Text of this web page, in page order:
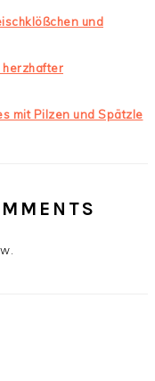
und
mit Pilzen und Spätzle